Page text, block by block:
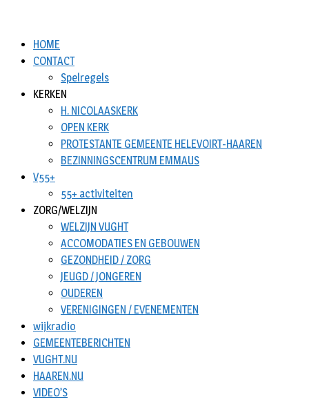
HOME
CONTACT
Spelregels
KERKEN
H. NICOLAASKERK
OPEN KERK
PROTESTANTE GEMEENTE HELEVOIRT-HAAREN
BEZINNINGSCENTRUM EMMAUS
V55+
55+ activiteiten
ZORG/WELZIJN
WELZIJN VUGHT
ACCOMODATIES EN GEBOUWEN
GEZONDHEID / ZORG
JEUGD / JONGEREN
OUDEREN
VERENIGINGEN / EVENEMENTEN
wijkradio
GEMEENTEBERICHTEN
VUGHT.NU
HAAREN.NU
VIDEO’S